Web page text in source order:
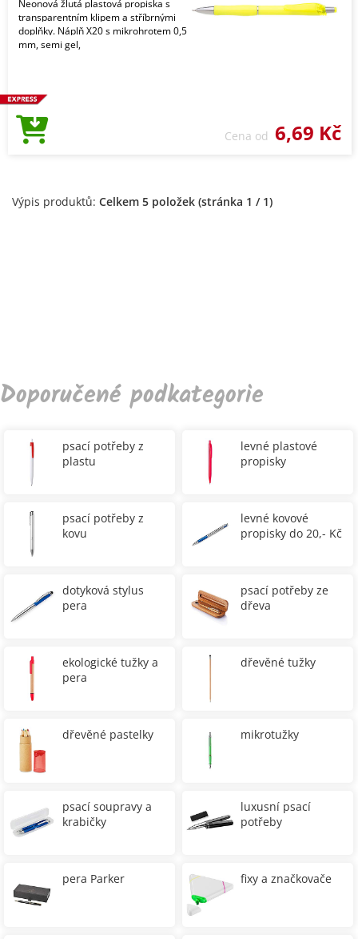
Neonová žlutá plastová propiska s
transparentním klipem a stříbrnými
doplňky. Náplň X20 s mikrohrotem 0,5
mm, semi gel,
Cena od 6,69 Kč
Výpis produktů: Celkem 5 položek (stránka 1 / 1)
Doporučené podkategorie
psací potřeby z
plastu
levné plastové
propisky
psací potřeby z
kovu
levné kovové
propisky do 20,- Kč
dotyková stylus
pera
psací potřeby ze
dřeva
ekologické tužky a
pera
dřevěné tužky
dřevěné pastelky mikrotužky
psací soupravy a
krabičky
luxusní psací
potřeby
pera Parker fixy a značkovače